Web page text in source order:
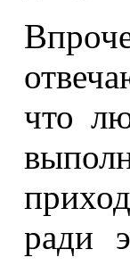
что
ради